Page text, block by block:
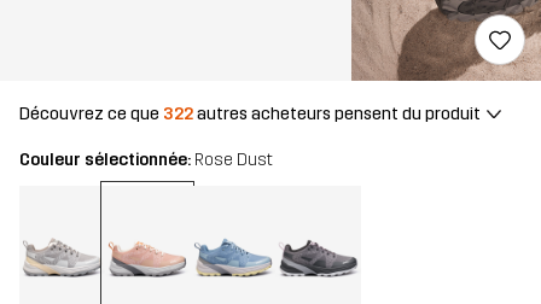
Découvrez ce que 322autres acheteurs pensent du produit
Couleur sélectionnée: Rose Dust